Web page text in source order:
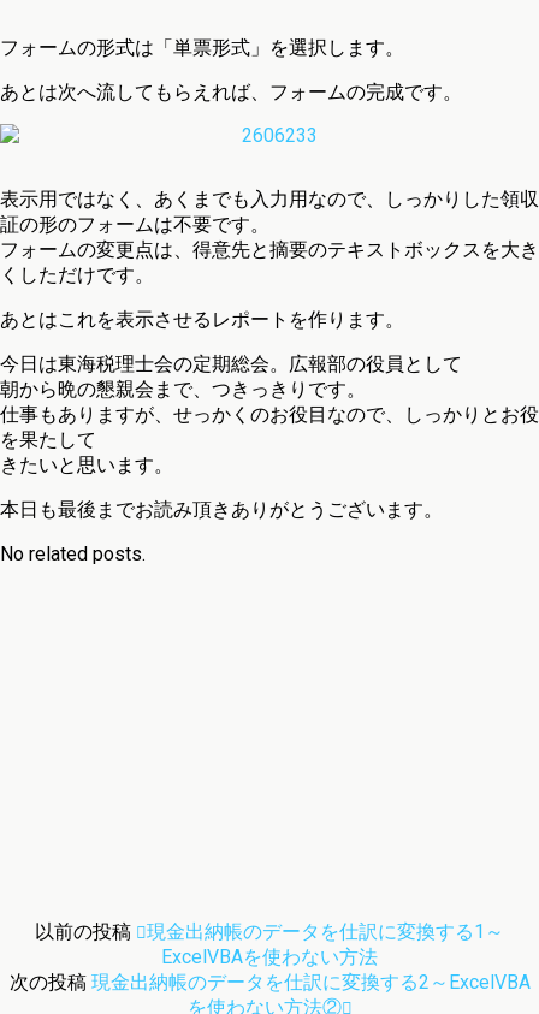
フォームの形式は「単票形式」を選択します。
あとは次へ流してもらえれば、フォームの完成です。
表示用ではなく、あくまでも入力用なので、しっかりした領収
証の形のフォームは不要です。
フォームの変更点は、得意先と摘要のテキストボックスを大き
くしただけです。
あとはこれを表示させるレポートを作ります。
今日は東海税理士会の定期総会。広報部の役員として
朝から晩の懇親会まで、つきっきりです。
仕事もありますが、せっかくのお役目なので、しっかりとお役
を果たして
きたいと思います。
本日も最後までお読み頂きありがとうございます。
No related posts.
以前の投稿
現金出納帳のデータを仕訳に変換する1～
ExcelVBAを使わない方法
次の投稿 現金出納帳のデータを仕訳に変換する2～ExcelVBA
を使わない方法②